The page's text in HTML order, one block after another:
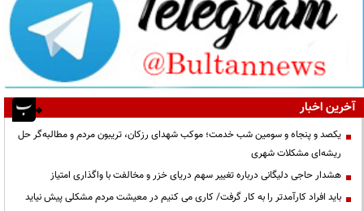
آخرین اخبار
یکصد و پنجاه و سومین شب خدمت؛ موکب شهدای رزکان، تریبون مردم و مطالبه‌گر حل
ریشه‌ای مشکلات شهری
هشدار حاجی دلیگانی درباره تغییر سهم دریای خزر و مخالفت با واگذاری امتیاز
باید افراد کارآمدتر را به کار گرفت/ کاری می کنیم در معیشت مردم مشکلی پیش نیاید